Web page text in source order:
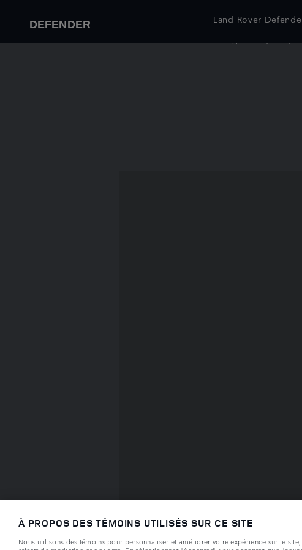
DEFENDER Land Rover
(Modèle européen
À PROPOS DES TÉMOINS UTILISÉS SUR CE SITE
Nous utilisons des témoins pour personnaliser et améliorer votre expérience sur le